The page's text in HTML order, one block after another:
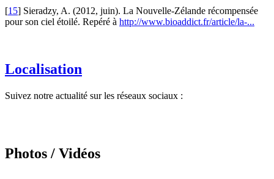
[15] Sieradzy, A. (2012, juin). La Nouvelle-Zélande récompensée
pour son ciel étoilé. Repéré à http://www.bioaddict.fr/article/la-...
Localisation
Suivez notre actualité sur les réseaux sociaux :
Photos / Vidéos